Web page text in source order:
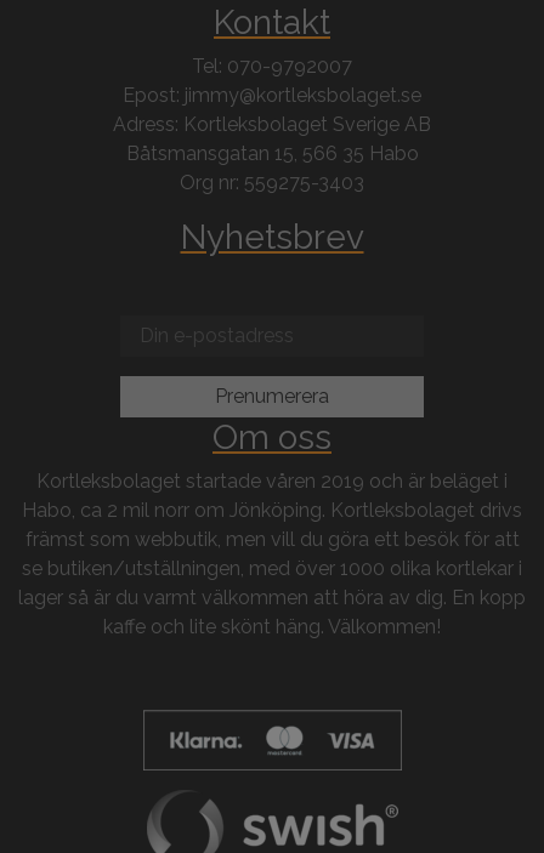
Kontakt
Tel: 070-9792007
Epost: jimmy@kortleksbolaget.se
Adress: Kortleksbolaget Sverige AB
Båtsmansgatan 15, 566 35 Habo
Org nr: 559275-3403
Nyhetsbrev
Om oss
Kortleksbolaget startade våren 2019 och är beläget i
Habo, ca 2 mil norr om Jönköping. Kortleksbolaget drivs
främst som webbutik, men vill du göra ett besök för att
se butiken/utställningen, med över 1000 olika kortlekar i
lager så är du varmt välkommen att höra av dig. En kopp
kaffe och lite skönt häng. Välkommen!